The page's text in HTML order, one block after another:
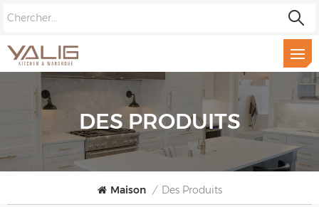
DES PRODUITS
Maison / Des Produits